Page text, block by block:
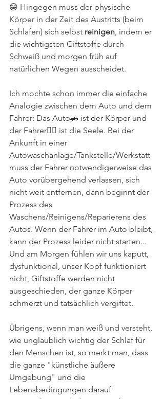
😁 Hingegen muss der physische
Körper in der Zeit des Austritts (beim
Schlafen) sich selbst reinigen, indem er
die wichtigsten Giftstoffe durch
Schweiß und morgen früh auf
natürlichen Wegen ausscheidet.
Ich mochte schon immer die einfache
Analogie zwischen dem Auto und dem
Fahrer: Das Auto🚗 ist der Körper und
der Fahrer🧍‍♂️ ist die Seele. Bei der
Ankunft in einer
Autowaschanlage/Tankstelle/Werkstatt
muss der Fahrer notwendigerweise das
Auto vorübergehend verlassen, sich
nicht weit entfernen, dann beginnt der
Prozess des
Waschens/Reinigens/Reparierens des
Autos. Wenn der Fahrer im Auto bleibt,
kann der Prozess leider nicht starten...
Und am Morgen fühlen wir uns kaputt,
dysfunktional, unser Kopf funktioniert
nicht, Giftstoffe werden nicht
ausgeschieden, der ganze Körper
schmerzt und tatsächlich vergiftet.
Übrigens, wenn man weiß und versteht,
wie unglaublich wichtig der Schlaf für
den Menschen ist, so merkt man, dass
die ganze "künstliche äußere
Umgebung" und die
Lebensbedingungen darauf